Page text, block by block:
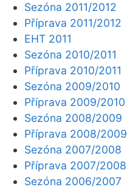
Sezóna 2011/2012
Příprava 2011/2012
EHT 2011
Sezóna 2010/2011
Příprava 2010/2011
Sezóna 2009/2010
Příprava 2009/2010
Sezóna 2008/2009
Příprava 2008/2009
Sezóna 2007/2008
Příprava 2007/2008
Sezóna 2006/2007